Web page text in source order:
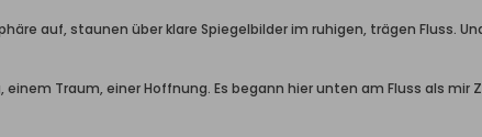
auf, staunen über klare Spiegelbilder im ruhigen, trägen Fluss.
Traum, einer Hoffnung. Es begann hier unten am Fluss als mir